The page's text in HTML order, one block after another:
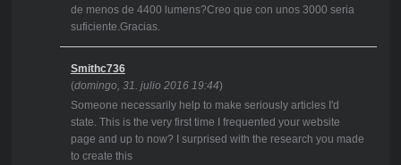
de menos de 4400 lumens?Creo que con unos 3000 seria
suficiente.Gracias.
Smithc736
(domingo, 31. julio 2016 19:44)
Someone necessarily help to make seriously articles I'd
state. This is the very first time I frequented your website
page and up to now? I surprised with the research you made
to create this